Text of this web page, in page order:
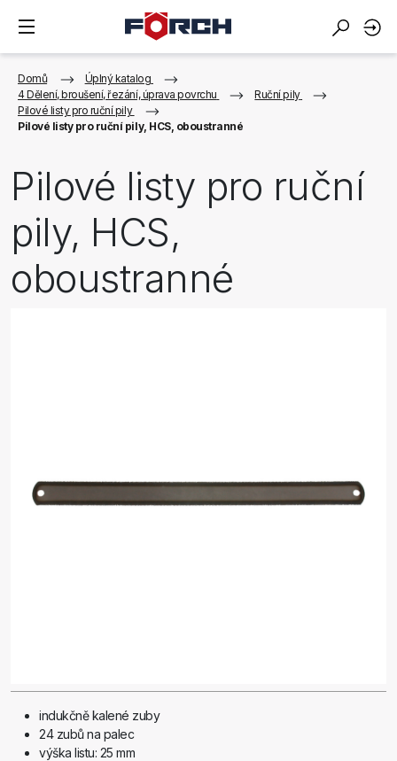
Domů
Úplný katalog
4 Dělení, broušení, řezání, úprava povrchu
Ruční pily
Pilové listy pro ruční pily
Pilové listy pro ruční pily, HCS, oboustranné
Pilové listy pro ruční
pily, HCS,
oboustranné
indukčně kalené zuby
24 zubů na palec
výška listu: 25 mm